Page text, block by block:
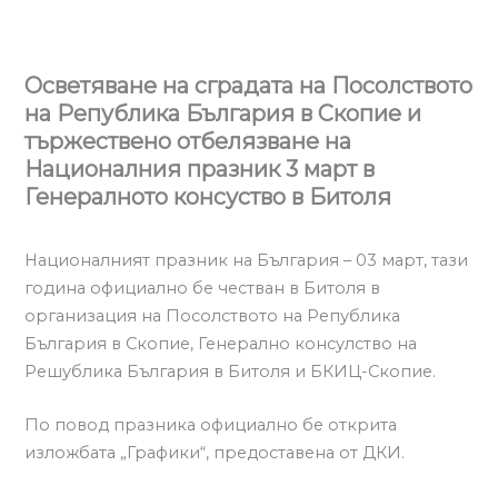
Осветяване на сградата на Посолството
на Република България в Скопие и
тържествено отбелязване на
Националния празник 3 март в
Генералното консуство в Битоля
Националният празник на България – 03 март, тази
година официално бе честван в Битоля в
организация на Посолството на Република
България в Скопие, Генерално консулство на
Решублика България в Битоля и БКИЦ-Скопие.
По повод празника официално бе открита
изложбата „Графики“, предоставена от ДКИ.